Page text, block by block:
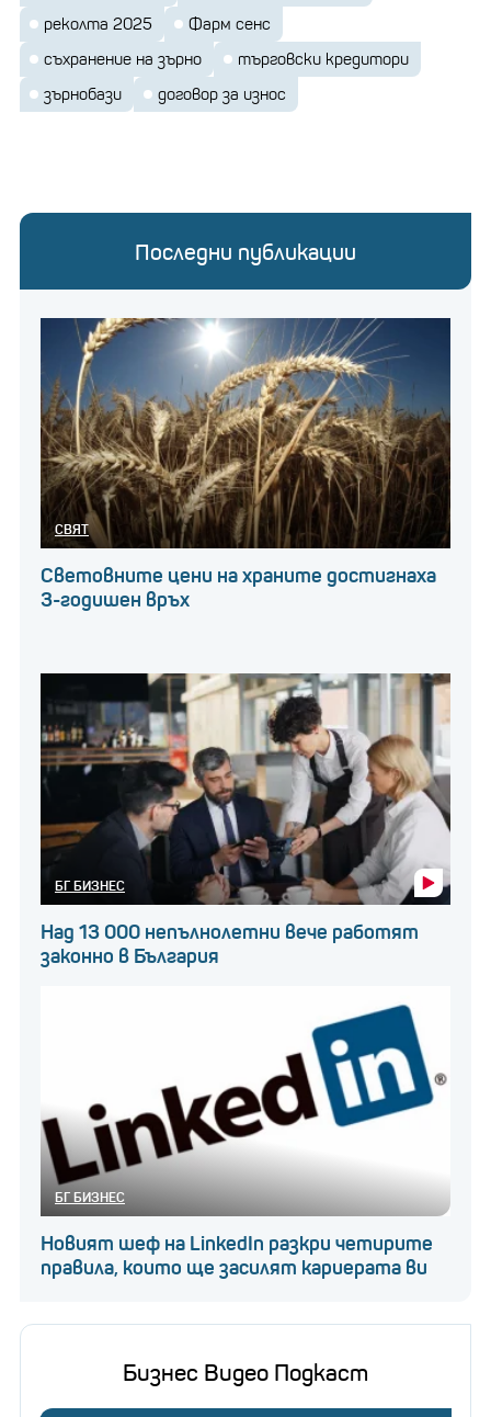
реколта 2025
Фарм сенс
съхранение на зърно
търговски кредитори
зърнобази
договор за износ
Последни публикации
СВЯТ
Световните цени на храните достигнаха
3-годишен връх
БГ БИЗНЕС
Над 13 000 непълнолетни вече работят
законно в България
БГ БИЗНЕС
Новият шеф на LinkedIn разкри четирите
правила, които ще засилят кариерата ви
Бизнес Видео Подкаст